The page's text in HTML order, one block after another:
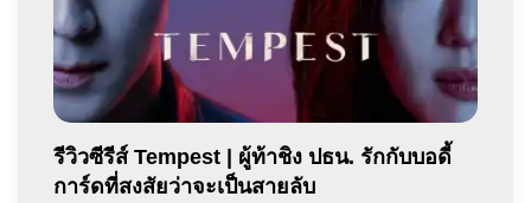
รีวิวซีรีส์ Tempest | ผู้ท้าชิง ปธน. รักกับบอดี้
การ์ดที่สงสัยว่าจะเป็นสายลับ